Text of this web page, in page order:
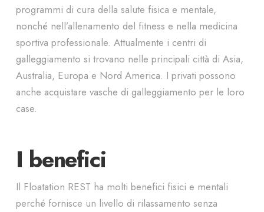
programmi di cura della salute fisica e mentale,
nonché nell’allenamento del fitness e nella medicina
sportiva professionale. Attualmente i centri di
galleggiamento si trovano nelle principali città di Asia,
Australia, Europa e Nord America. I privati possono
anche acquistare vasche di galleggiamento per le loro
case.
I benefici
Il Floatation REST ha molti benefici fisici e mentali
perché fornisce un livello di rilassamento senza